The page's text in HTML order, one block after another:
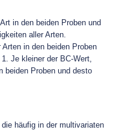
in den beiden Proben und
aller Arten.
in den beiden Proben
Je kleiner der BC-Wert,
beiden Proben und desto
häufig in der multivariaten